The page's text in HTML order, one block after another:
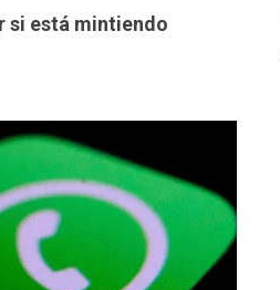
si está mintiendo